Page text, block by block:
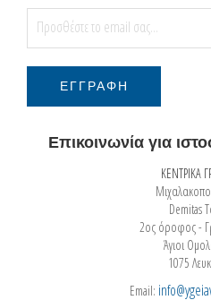
Επικοινωνία για
ΚΕΝΤΡΙΚΑ
Demitas
2ος όροφος -
Άγιοι
1075
Email: